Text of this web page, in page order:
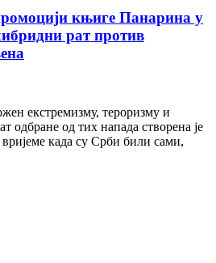
књиге Панарина у
рат против
екстремизму, тероризму и
одбране од тих напада створена је
када су Срби били сами,